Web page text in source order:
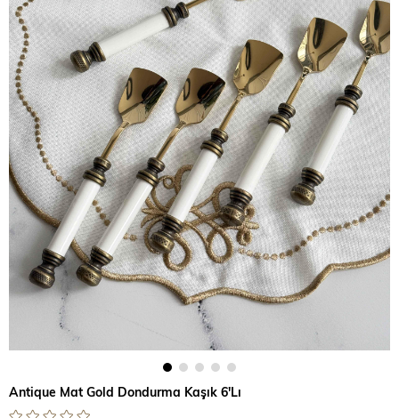
Antique Mat Gold Dondurma Kaşık 6'Lı